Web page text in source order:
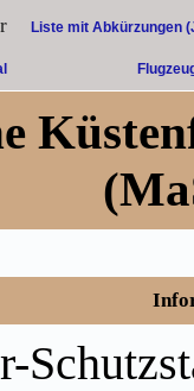
Liste mit Abkürzungen